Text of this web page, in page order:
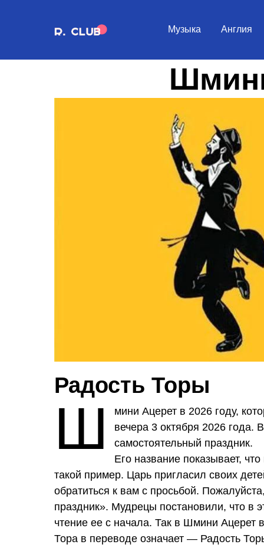
Музыка Англия
Радость Торы
Ш
мини Ацерет в 2026 году,
вечера 3 октября 2026 года.
самостоятельный праздник.
Его название показывает,
такой пример. Царь пригласил своих
обратиться к вам с просьбой.
праздник». Мудрецы постановили, что в
чтение ее с начала. Так в Шмини
Тора в переводе означает — Радость